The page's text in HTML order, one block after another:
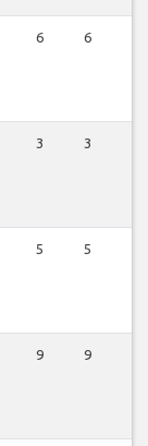
6 6
3 3
5 5
9 9